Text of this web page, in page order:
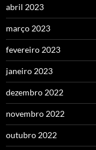
abril 2023
março 2023
fevereiro 2023
janeiro 2023
dezembro 2022
novembro 2022
outubro 2022